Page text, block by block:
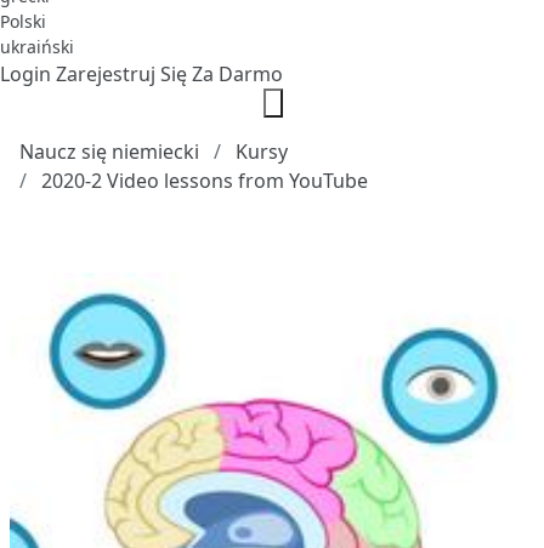
Polski
ukraiński
Login Zarejestruj Się Za Darmo
Naucz się niemiecki
Kursy
2020-2 Video lessons from YouTube